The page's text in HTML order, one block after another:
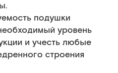
подушки
уровень
и учесть любые
строения